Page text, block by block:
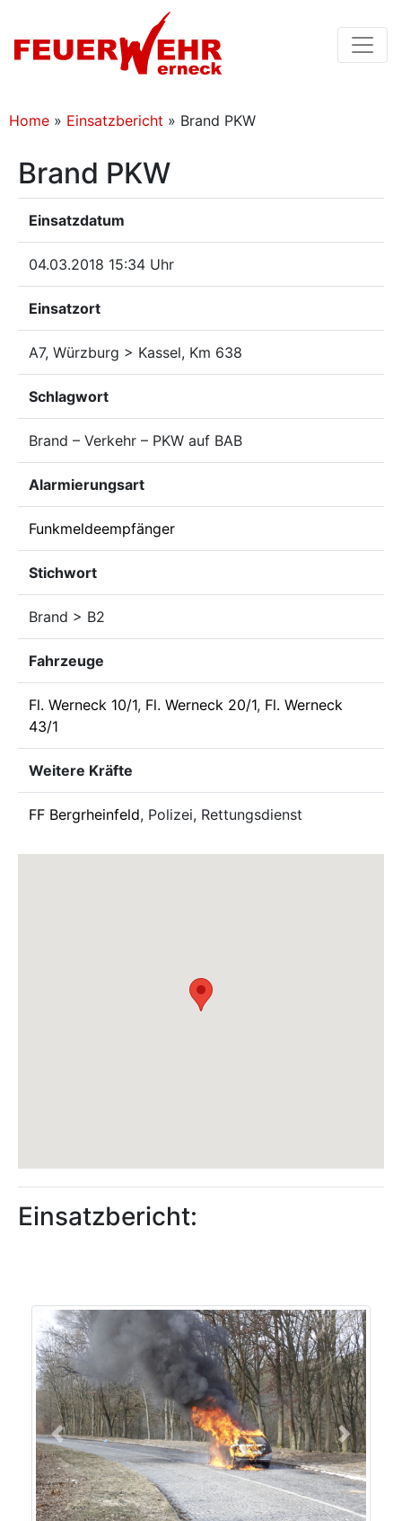
Home » Einsatzbericht » Brand PKW
Brand PKW
Einsatzdatum
04.03.2018 15:34 Uhr
Einsatzort
A7, Würzburg > Kassel, Km 638
Schlagwort
Brand – Verkehr – PKW auf BAB
Alarmierungsart
Funkmeldeempfänger
Stichwort
Brand > B2
Fahrzeuge
Fl. Werneck 10/1, Fl. Werneck 20/1, Fl. Werneck
43/1
Weitere Kräfte
FF Bergrheinfeld, Polizei, Rettungsdienst
Einsatzbericht:
Previous Next